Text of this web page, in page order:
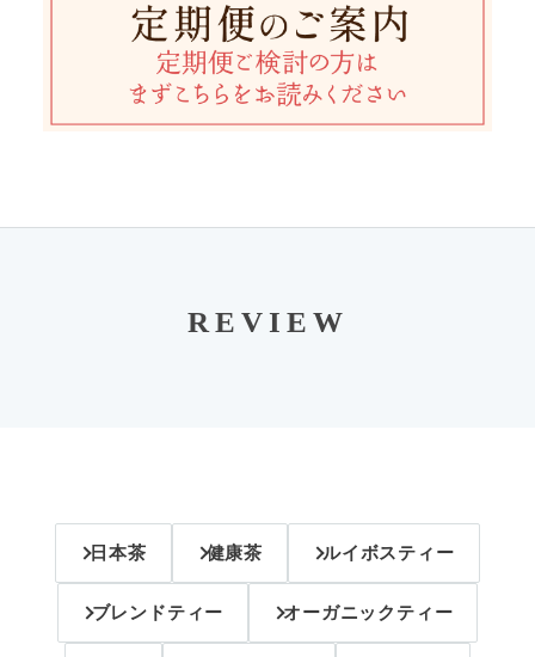
REVIEW
日本茶 健康茶 ルイボスティー
ブレンドティー オーガニックティー